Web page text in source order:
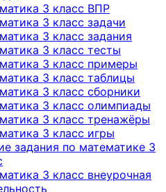
3 класс ВПР
3 класс задачи
3 класс задания
3 класс тесты
3 класс примеры
3 класс таблицы
3 класс сборники
3 класс олимпиады
3 класс тренажёры
3 класс игры
задания по математике 3
3 класс внеурочная